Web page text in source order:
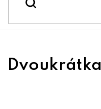
Domov
Dvoukrátka
Dvoukrátka